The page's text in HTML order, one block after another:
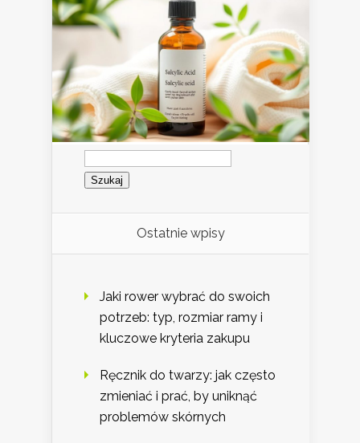
Szukaj:
Ostatnie wpisy
Jaki rower wybrać do swoich
potrzeb: typ, rozmiar ramy i
kluczowe kryteria zakupu
Ręcznik do twarzy: jak często
zmieniać i prać, by uniknąć
problemów skórnych